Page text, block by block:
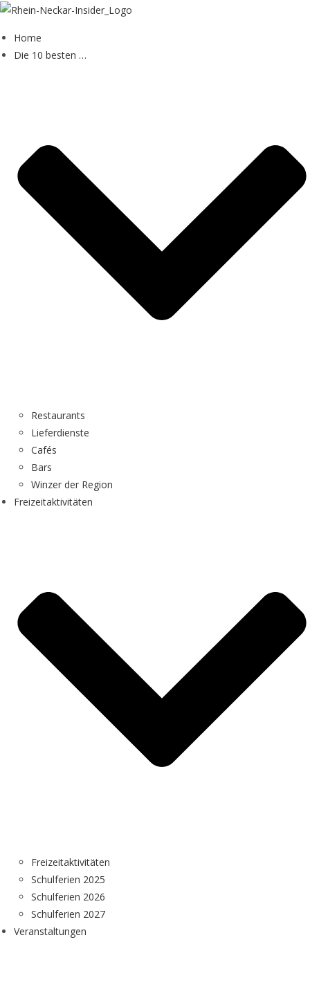
Zum
springen
Home
Die 10 besten …
Restaurants
Lieferdienste
Cafés
Bars
Winzer der Region
Freizeitaktivitäten
Freizeitaktivitäten
Schulferien 2025
Schulferien 2026
Schulferien 2027
Veranstaltungen